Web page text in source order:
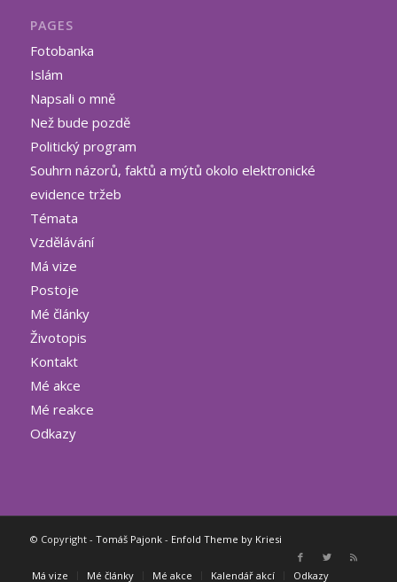
PAGES
Fotobanka
Islám
Napsali o mně
Než bude pozdě
Politický program
Souhrn názorů, faktů a mýtů okolo elektronické
evidence tržeb
Témata
Vzdělávání
Má vize
Postoje
Mé články
Životopis
Kontakt
Mé akce
Mé reakce
Odkazy
© Copyright - Tomáš Pajonk- Enfold Theme by Kriesi
Má vize Mé články Mé akce Kalendář akcí Odkazy